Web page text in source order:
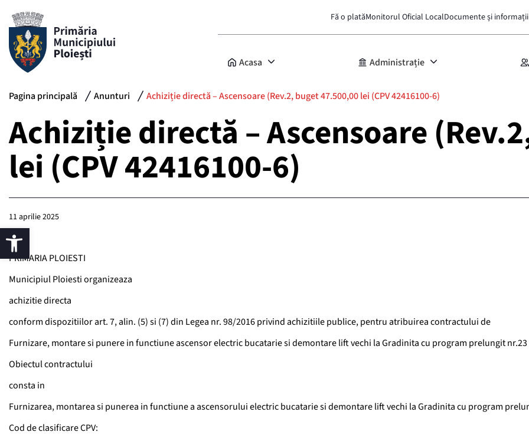
Fă o platăMonitorul Oficial LocalDocumente și
Acasa Administrație
Pagina principală Anunturi Achiziție directă – Ascensoare (Rev.2, buget 47.500,00 lei (CPV 42416100-6)
Achiziție directă – Ascensoare
lei (CPV 42416100-6)
11 aprilie 2025
PRIMARIA PLOIESTI
Municipiul Ploiesti organizeaza
achizitie directa
conform dispozitiilor art. 7, alin. (5) si (7) din Legea nr. 98/2016 privind achizitiile publice, pentru atribuirea contractului de
Furnizare, montare si punere in functiune ascensor electric bucatarie si demontare lift vechi la Gradinita cu program prelungit nr.23
Obiectul contractului
consta in
Furnizarea, montarea si punerea in functiune a ascensorului electric bucatarie si demontare lift vechi la Gradinita cu program
Cod de clasificare CPV: